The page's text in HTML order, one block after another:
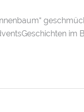
im